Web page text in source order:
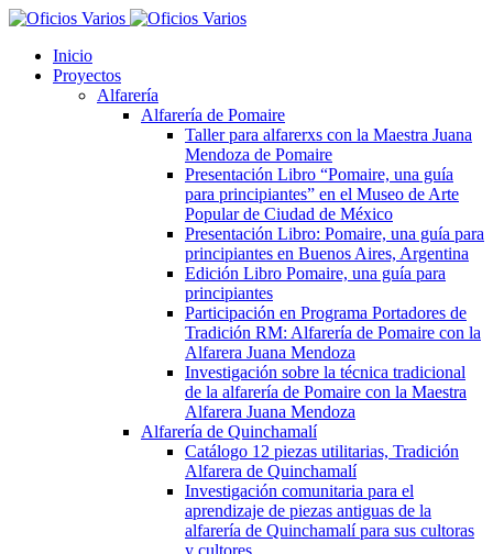
Inicio
Proyectos
Alfarería
Alfarería de Pomaire
Taller para alfarerxs con la Maestra Juana
Mendoza de Pomaire
Presentación Libro “Pomaire, una guía
para principiantes” en el Museo de Arte
Popular de Ciudad de México
Presentación Libro: Pomaire, una guía para
principiantes en Buenos Aires, Argentina
Edición Libro Pomaire, una guía para
principiantes
Participación en Programa Portadores de
Tradición RM: Alfarería de Pomaire con la
Alfarera Juana Mendoza
Investigación sobre la técnica tradicional
de la alfarería de Pomaire con la Maestra
Alfarera Juana Mendoza
Alfarería de Quinchamalí
Catálogo 12 piezas utilitarias, Tradición
Alfarera de Quinchamalí
Investigación comunitaria para el
aprendizaje de piezas antiguas de la
alfarería de Quinchamalí para sus cultoras
y cultores